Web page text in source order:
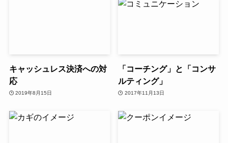
キャッシュレス決済への対
応
2019年8月15日
「コーチング」と「コンサ
ルティング」
2017年11月13日